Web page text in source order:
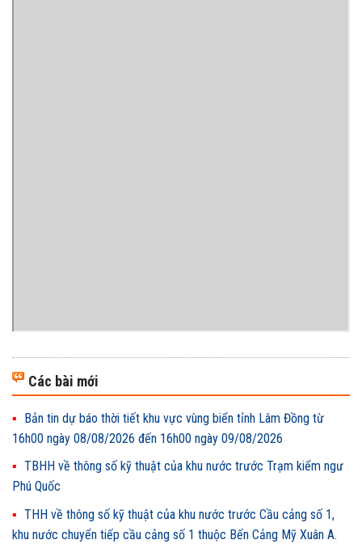
Các bài mới
Bản tin dự báo thời tiết khu vực vùng biển tỉnh Lâm Đồng từ
16h00 ngày 08/08/2026 đến 16h00 ngày 09/08/2026
TBHH về thông số kỹ thuật của khu nước trước Trạm kiểm ngư
Phú Quốc
THH về thông số kỹ thuật của khu nước trước Cầu cảng số 1,
khu nước chuyển tiếp cầu cảng số 1 thuộc Bến Cảng Mỹ Xuân A.